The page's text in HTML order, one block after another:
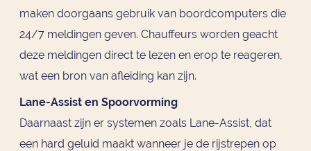
maken doorgaans gebruik van boordcomputers die
24/7 meldingen geven. Chauffeurs worden geacht
deze meldingen direct te lezen en erop te reageren,
wat een bron van afleiding kan zijn.
Lane-Assist en Spoorvorming
Daarnaast zijn er systemen zoals Lane-Assist, dat
een hard geluid maakt wanneer je de rijstrepen op